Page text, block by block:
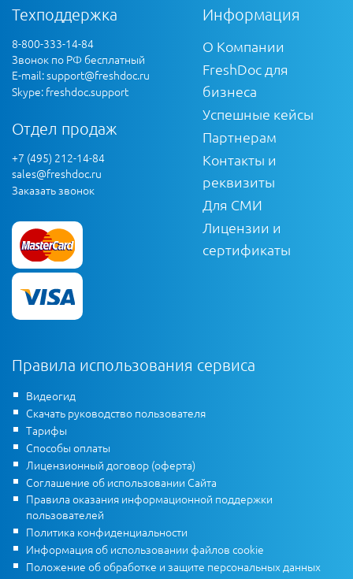
Техподдержка
8-800-333-14-84
Звонок по РФ бесплатный
E-mail:support@freshdoc.ru
Skype: freshdoc.support
Отдел продаж
+7 (495) 212-14-84
sales@freshdoc.ru
Заказать звонок
Информация
О Компании
FreshDoc для
бизнеса
Успешные кейсы
Партнерам
Контакты и
реквизиты
Для СМИ
Лицензии и
сертификаты
Правила использования сервиса
Видеогид
Скачать руководство пользователя
Тарифы
Способы оплаты
Лицензионный договор (оферта)
Соглашение об использовании Сайта
Правила оказания информационной поддержки
пользователей
Политика конфиденциальности
Информация об использовании файлов cookie
Положение об обработке и защите персональных данных